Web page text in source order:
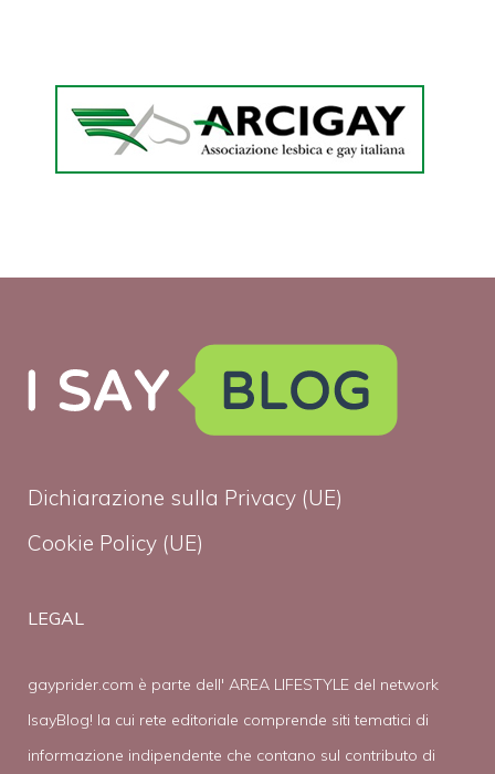
Dichiarazione sulla Privacy (UE)
Cookie Policy (UE)
LEGAL
gayprider.com è parte dell' AREA LIFESTYLE del network
IsayBlog! la cui rete editoriale comprende siti tematici di
informazione indipendente che contano sul contributo di